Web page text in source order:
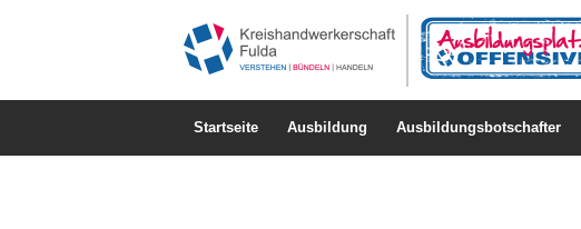
Startseite Ausbildung Ausbildungsbotschafter